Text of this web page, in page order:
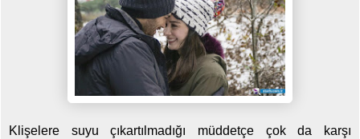
Klişelere suyu çıkartılmadığı müddetçe çok da karşı